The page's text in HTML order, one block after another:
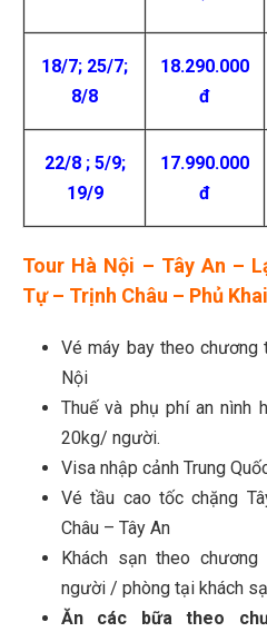
18/7; 25/7;
8/8
18.290.000
đ
22/8 ; 5/9;
19/9
17.990.000
đ
Tour Hà Nội – Tây An –
Tự – Trịnh Châu – Phủ
Vé máy bay theo chương
Nội
Thuế và phụ phí an nình
20kg/ người.
Visa nhập cảnh Trung
Vé tầu cao tốc chặng
Châu – Tây An
Khách sạn theo
người / phòng tại khách
Ăn các bữa theo